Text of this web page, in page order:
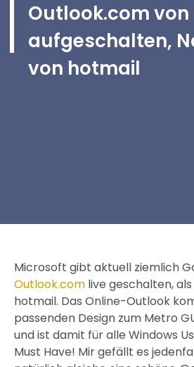
Outlook.com
aufgeschalten,
von hotmail
Microsoft gibt aktuell ziemlich
Outlook.com live geschalten,
hotmail. Das Online-Outlook
passenden Design zum Metro
und ist damit für alle Windows
Must Have! Mir gefällt es